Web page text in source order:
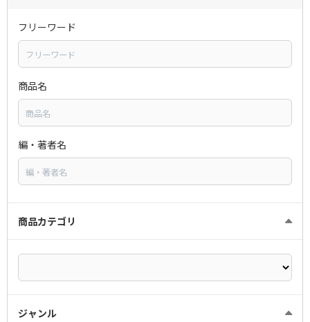
フリーワード
商品名
編・著者名
商品カテゴリ
ジャンル